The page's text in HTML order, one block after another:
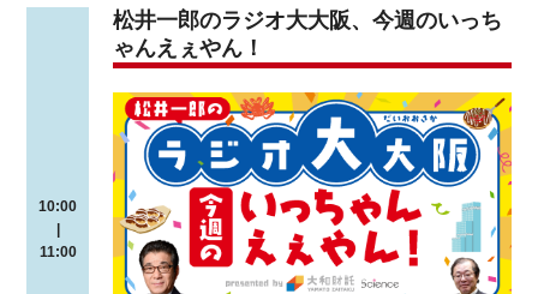
10:00
11:00
松井一郎のラジオ大大阪、今週のいっち
ゃんえぇやん！